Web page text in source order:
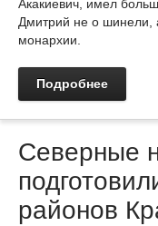
Акакиевич, имел
Дмитрий не о шинели,
монархии.
Подробнее
Северные
районов